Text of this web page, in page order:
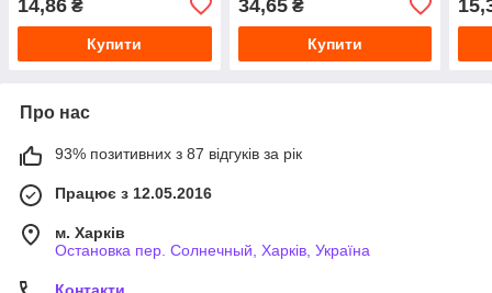
14,86 ₴
Купити
34,65₴
Купити
Про нас
93% позитивних з 87 відгуків за рік
Працює з 12.05.2016
м. Харків
Остановка пер. Солнечный, Харків, Україна